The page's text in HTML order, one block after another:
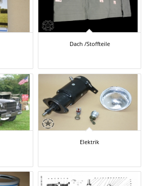
Dach /Stoffteile
Elektrik